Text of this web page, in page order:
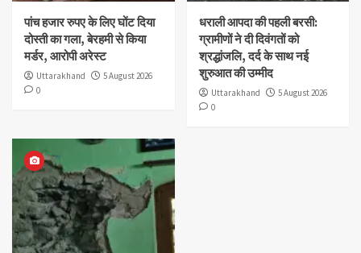
पांच हजार रुपए के लिए घोंट दिया
दोस्ती का गला, बेरहमी से किया
मर्डर, आरोपी अरेस्ट
Uttarakhand
5 August 2026
0
धराली आपदा की पहली बरसी:
ग्रामीणों ने दी दिवंगतों को
श्रद्धांजलि, दर्द के साथ नई
शुरुआत की उम्मीद
Uttarakhand
5 August 2026
0